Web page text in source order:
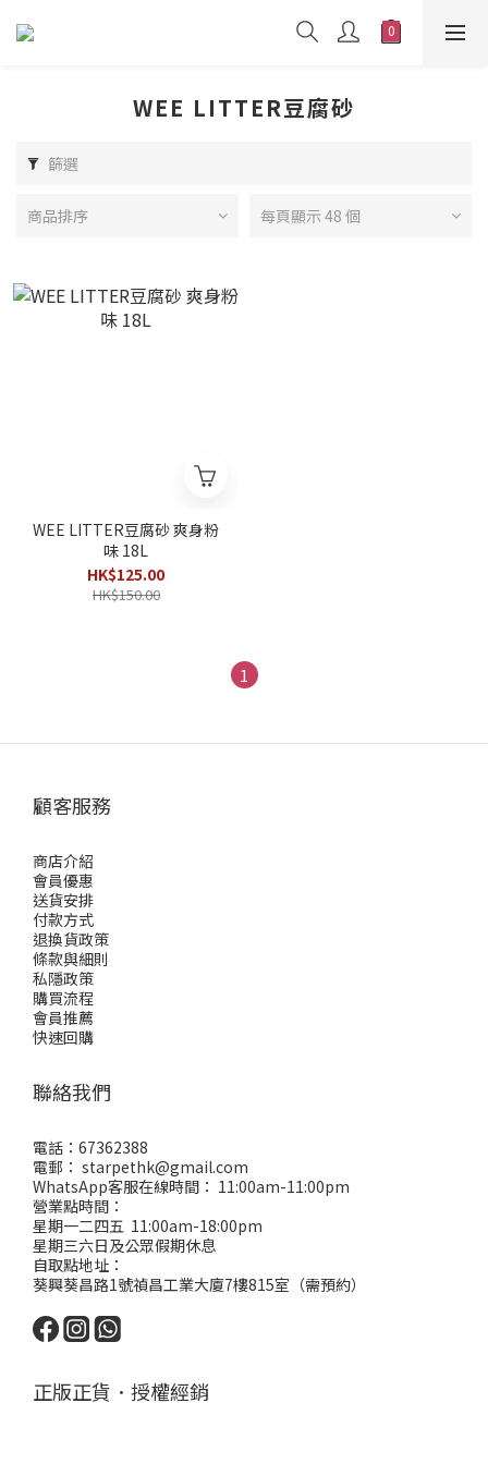
WEE LITTER豆腐砂
篩選
商品排序 每頁顯示 48 個
WEE LITTER豆腐砂 爽身粉
味 18L
HK$125.00
HK$150.00
1
顧客服務
商店介紹
會員優惠
送貨安排
付款方式
退換貨政策
條款與細則
私隱政策
購買流程
會員推薦
快速回購
聯絡我們
電話：67362388
電郵： starpethk@gmail.com
WhatsApp客服在線時間： 11:00am-11:00pm
營業點時間：
星期一二四五 11:00am-18:00pm
星期三六日及公眾假期休息
自取點地址：
葵興葵昌路1號禎昌工業大廈7樓815室（需預約）
正版正貨．授權經銷